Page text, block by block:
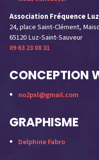
Association Fréquence Luz
24, place Saint-Clément,
65120 Luz-Saint-Sauveur
09 63 23 08 31
CONCEPTION
no2pxl@gmail.com
GRAPHISME
Delphine Fabro